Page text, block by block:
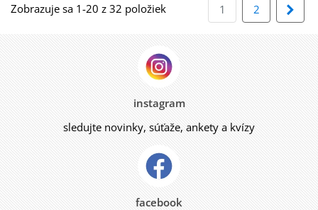
Zobrazuje sa 1-20 z 32 položiek 1 2
instagram
sledujte novinky, súťaže, ankety a kvízy
facebook